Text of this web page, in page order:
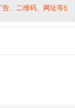
网址等信息，谨防上